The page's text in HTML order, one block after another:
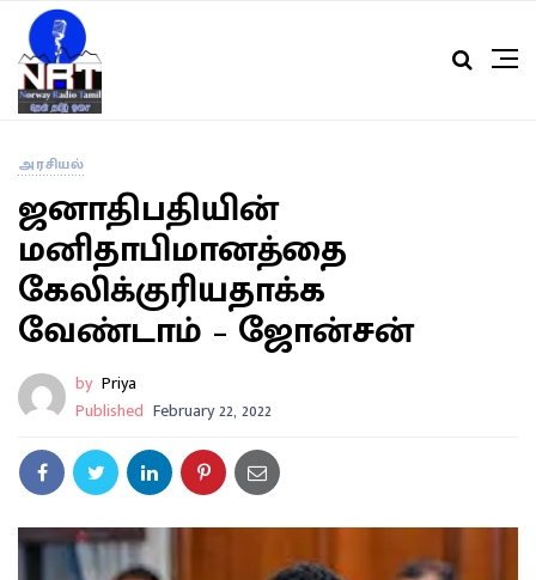
அரசியல்
ஜனாதிபதியின்
மனிதாபிமானத்தை
கேலிக்குரியதாக்க
வேண்டாம் – ஜோன்சன்
by Priya
Published February 22, 2022